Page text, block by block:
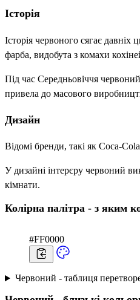
Історія
Історія червоного сягає
фарба, видобута з комахи
Під час Середньовіччя
привела до масового
Дизайн
Відомі бренди, такі як Coca-
У дизайні інтерєру червоний
кімнати.
Колірна палітра - з яким
#FF0000
Червоний - таблиця